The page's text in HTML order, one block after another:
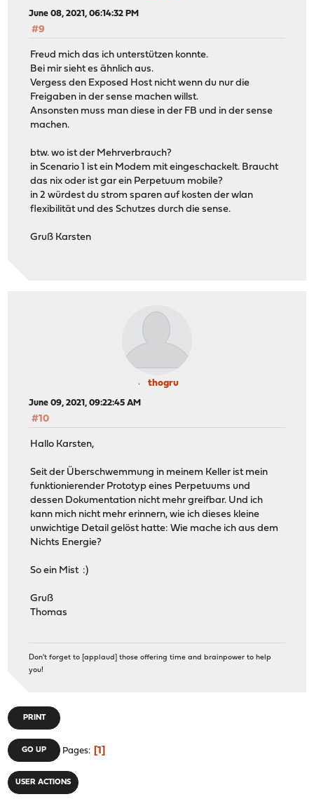
June 08, 2021, 06:14:32 PM
#9
Freud mich das ich unterstützen konnte.
Bei mir sieht es ähnlich aus.
Vergess den Exposed Host nicht wenn du nur die
Freigaben in der sense machen willst.
Ansonsten muss man diese in der FB und in der sense
machen.
btw. wo ist der Mehrverbrauch?
in Scenario 1 ist ein Modem mit eingeschackelt. Braucht
das nix oder ist gar ein Perpetuum mobile?
in 2 würdest du strom sparen auf kosten der wlan
flexibilität und des Schutzes durch die sense.
Gruß Karsten
thogru
June 09, 2021, 09:22:45 AM
#10
Hallo Karsten,
Seit der Überschwemmung in meinem Keller ist mein
funktionierender Prototyp eines Perpetuums und
dessen Dokumentation nicht mehr greifbar. Und ich
kann mich nicht mehr erinnern, wie ich dieses kleine
unwichtige Detail gelöst hatte: Wie mache ich aus dem
Nichts Energie?
So ein Mist :)
Gruß
Thomas
Don't forget to [applaud] those offering time and brainpower to help
you!
PRINT
GO UP Pages 1
USER ACTIONS